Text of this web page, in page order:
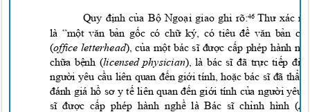
Quy định của Bộ Ngoại giao ghi rõ:46Thư xác
là “một văn bản gốc có chữ ky , có tiêu đề văn bản
(office letterhead), của một bác sĩ được cấp phép hành
chữa bệnh (licensed physician), là bác sĩ đã trực tiếp
người yêu cầu liên quan đến giới tính, hoặc bác sĩ đã
đánh giá hồ sơ y tế liên quan đến giới tính của người yêu
sĩ được cấp phép hành nghề là Bác sĩ chỉnh hình (